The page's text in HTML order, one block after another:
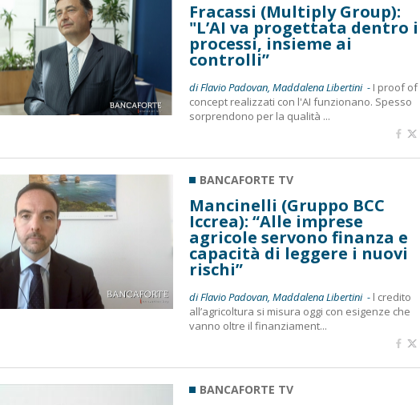
Fracassi (Multiply Group):
"L’AI va progettata dentro i
processi, insieme ai
controlli”
di Flavio Padovan, Maddalena Libertini - I proof of
concept realizzati con l'AI funzionano. Spesso
sorprendono per la qualità ...
BANCAFORTE TV
Mancinelli (Gruppo BCC
Iccrea): “Alle imprese
agricole servono finanza e
capacità di leggere i nuovi
rischi”
di Flavio Padovan, Maddalena Libertini - l credito
all’agricoltura si misura oggi con esigenze che
vanno oltre il finanziament...
BANCAFORTE TV